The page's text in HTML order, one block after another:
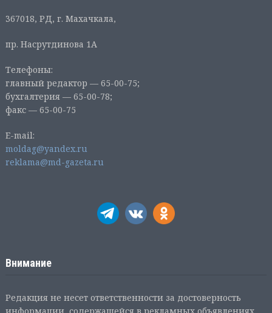
367018, РД, г. Махачкала,
пр. Насрутдинова 1А
Телефоны:
главный редактор — 65-00-75;
бухгалтерия — 65-00-78;
факс — 65-00-75
E-mail:
moldag@yandex.ru
reklama@md-gazeta.ru
Внимание
Редакция не несет ответственности за достоверность